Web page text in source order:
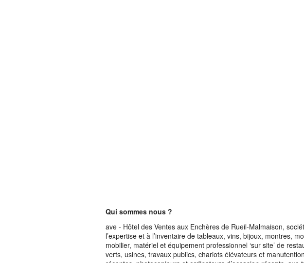
Qui sommes nous ?
ave - Hôtel des Ventes aux Enchères de Rueil-Malmaison,
l’expertise et à l’inventaire de tableaux, vins, bijoux, montres,
mobilier, matériel et équipement professionnel ‘sur site’ de
verts, usines, travaux publics, chariots élévateurs et